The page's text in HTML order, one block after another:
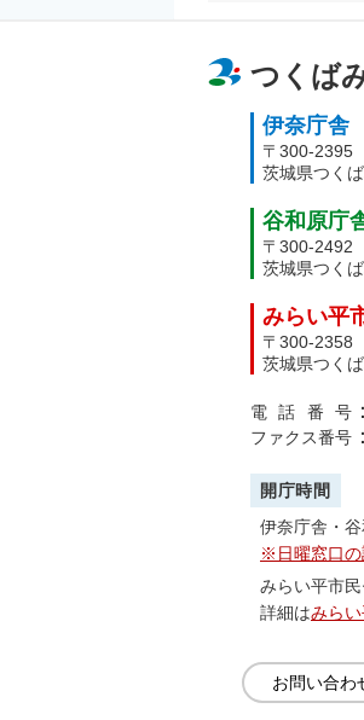
つくば
伊奈庁舎
〒300-2395
茨城県つく
谷和原庁
〒300-2492
茨城県つく
みらい平
〒300-2358
茨城県つく
電話番号
ファクス番号
開庁時間
伊奈庁舎・
※日曜窓口の
みらい平市
詳細はみら
お問い合わ